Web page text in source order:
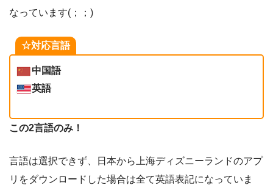
なっています(；；)
☆対応言語
中国語
英語
この2言語のみ！
言語は選択できず、日本から上海ディズニーランドのアプ
リをダウンロードした場合は全て英語表記になっていま